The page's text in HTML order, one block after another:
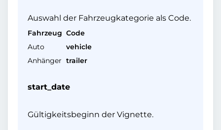
Auswahl der Fahrzeugkategorie als Code.
Fahrzeug Code
Auto
vehicle
Anhänger trailer
start_date
Gültigkeitsbeginn der Vignette.